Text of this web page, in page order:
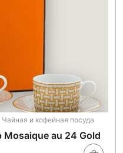
и кофейная посуда
Mosaique au 24 Gold